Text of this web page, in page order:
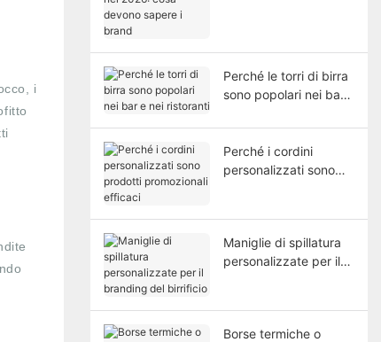
i
Perché le torri di birra
sono popolari nei bar
Perché i cordini
personalizzati sono
Maniglie di spillatura
personalizzate per il
Borse termiche o